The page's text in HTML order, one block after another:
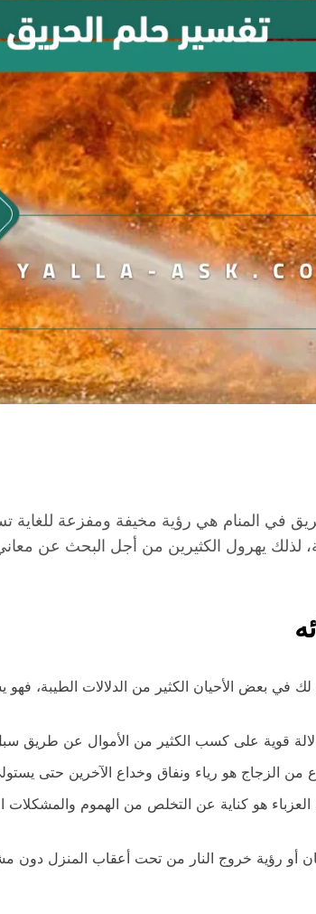
في المنام هي رؤية مخيفة ومفزعة للغاية
لذلك يهرول الكثيرين من أجل البحث عن
في بعض الأحيان الكثير من الدلالات الطيبة، فهو
دلالة قوية على كسب الكثير من الأموال عن طريق
الزجاج هو رياء ونفاق وخداع الآخرين حتى
هو كناية عن التخلص من الهموم والمشكلات
أو رؤية خروج النار من تحت أعقاب المنزل دون